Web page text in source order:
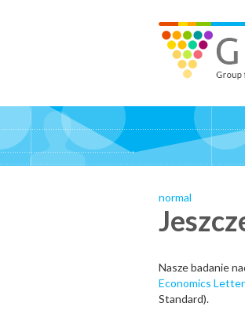
GRAPE - Group for Research in
normal
Nasze badanie
Economics
Standard).